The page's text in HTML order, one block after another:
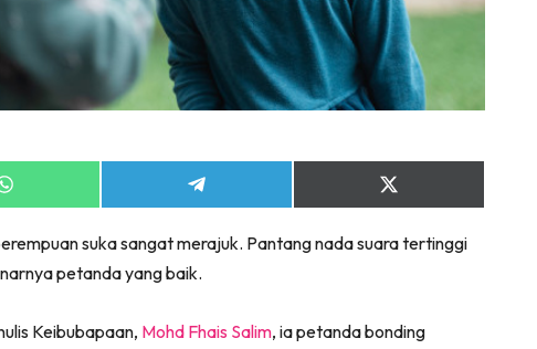
Share
on
Share
on
Share
on
(Twitter)
suka sangat merajuk. Pantang nada suara tertinggi
petanda yang baik.
Keibubapaan, Mohd Fhais Salim, ia petanda bonding